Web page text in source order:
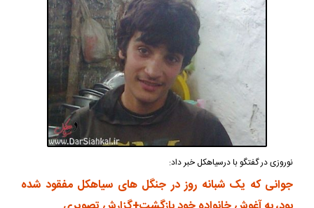
نوروزی در گفتگو با درسیاهکل خبر داد:
جوانی که یک شبانه روز در جنگل های سیاهکل مفقود شده